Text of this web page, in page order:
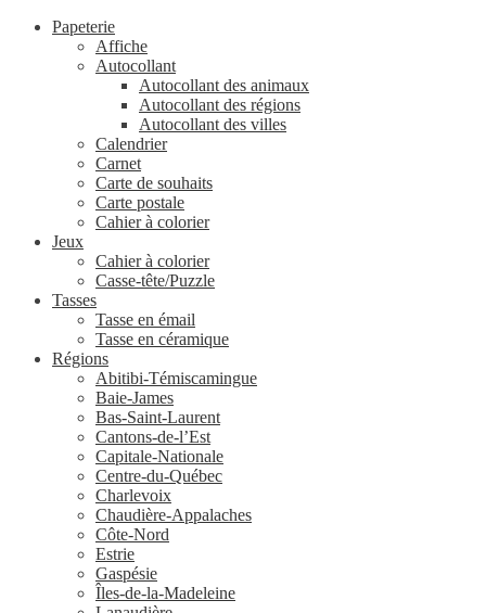
Papeterie
Affiche
Autocollant
Autocollant des animaux
Autocollant des régions
Autocollant des villes
Calendrier
Carnet
Carte de souhaits
Carte postale
Cahier à colorier
Jeux
Cahier à colorier
Casse-tête/Puzzle
Tasses
Tasse en émail
Tasse en céramique
Régions
Abitibi-Témiscamingue
Baie-James
Bas-Saint-Laurent
Cantons-de-l’Est
Capitale-Nationale
Centre-du-Québec
Charlevoix
Chaudière-Appalaches
Côte-Nord
Estrie
Gaspésie
Îles-de-la-Madeleine